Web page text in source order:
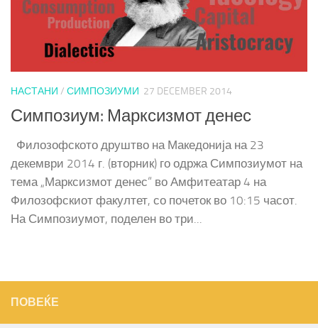
НАСТАНИ / СИМПОЗИУМИ 27 DECEMBER 2014
Симпозиум: Марксизмот денес
Филозофското друштво на Македонија на 23
декември 2014 г. (вторник) го одржа Симпозиумот на
тема „Марксизмот денес“ во Амфитеатар 4 на
Филозофскиот факултет, со почеток во 10:15 часот.
На Симпозиумот, поделен во три...
ПОВЕЌЕ